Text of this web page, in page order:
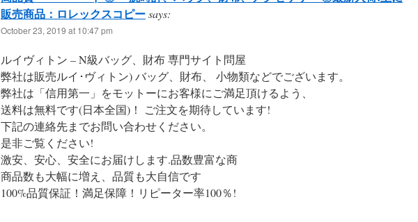
販売商品：ロレックスコピーsays:
October 23, 2019 at 10:47 pm
ルイヴィトン – N級バッグ、財布 専門サイト問屋
弊社は販売ルイ･ヴィトン) バッグ、財布、 小物類などでございます。
弊社は「信用第一」をモットーにお客様にご満足頂けるよう、
送料は無料です(日本全国)！ ご注文を期待しています!
下記の連絡先までお問い合わせください。
是非ご覧ください!
激安、安心、安全にお届けします.品数豊富な商
商品数も大幅に増え、品質も大自信です
100%品質保証！満足保障！リピーター率100％!